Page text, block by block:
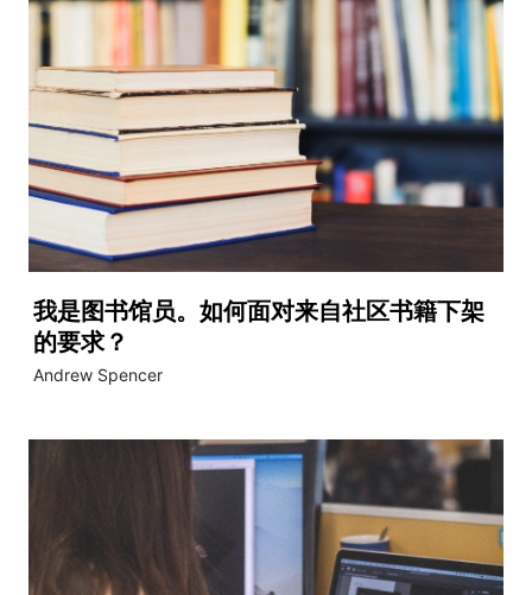
我是图书馆员。如何面对来自社区书籍下架
的要求？
Andrew Spencer